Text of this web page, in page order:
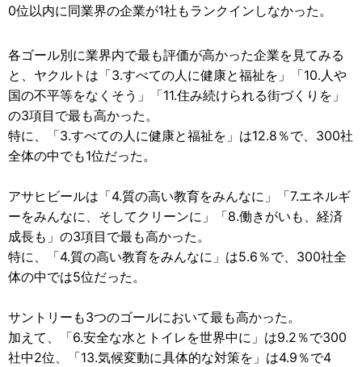
0位以内に同業界の企業が1社もランクインしなかった。
各ゴール別に業界内で最も評価が高かった企業を見てみる
と、ヤクルトは「3.すべての人に健康と福祉を」「10.人や
国の不平等をなくそう」「11.住み続けられる街づくりを」
の3項目で最も高かった。
特に、「3.すべての人に健康と福祉を」は12.8％で、300社
全体の中でも1位だった。
アサヒビールは「4.質の高い教育をみんなに」「7.エネルギ
ーをみんなに、そしてクリーンに」「8.働きがいも、経済
成長も」の3項目で最も高かった。
特に、「4.質の高い教育をみんなに」は5.6％で、300社全
体の中では5位だった。
サントリーも3つのゴールにおいて最も高かった。
加えて、「6.安全な水とトイレを世界中に」は9.2％で300
社中2位、「13.気候変動に具体的な対策を」は4.9％で4